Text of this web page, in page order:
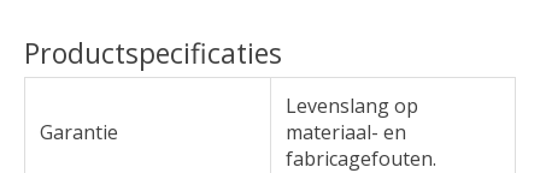
Productspecificaties
Garantie
Levenslang op
materiaal- en
fabricagefouten.